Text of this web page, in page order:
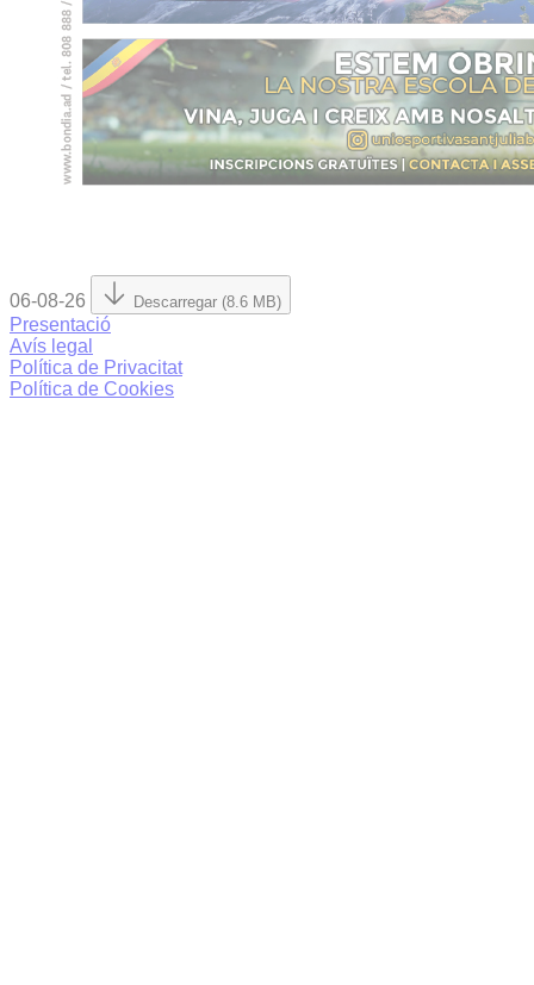
06-08-26 Descarregar (8.6 MB)
Presentació
Avís legal
Política de Privacitat
Política de Cookies